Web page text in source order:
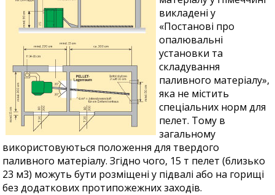
викладені у
«Постанові про
опалювальні
установки та
складування
паливного матеріалу»,
яка не містить
спеціальних норм для
пелет. Тому в
загальному
використовуються положення для твердого
паливного матеріалу. Згідно чого, 15 т пелет (близько
23 м3) можуть бути розміщені у підвалі або на горищі
без додаткових протипожежних заходів.